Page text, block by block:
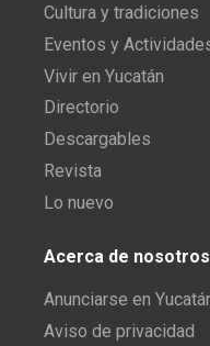
Cultura y tradiciones
Eventos y
Vivir en Yucatán
Directorio
Descargables
Revista
Lo nuevo
Acerca de nosotros
Anunciarse en
Aviso de privacidad